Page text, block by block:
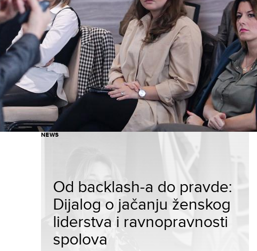
NEWS
Od backlash-a do pravde:
Dijalog o jačanju ženskog
liderstva i ravnopravnosti
spolova